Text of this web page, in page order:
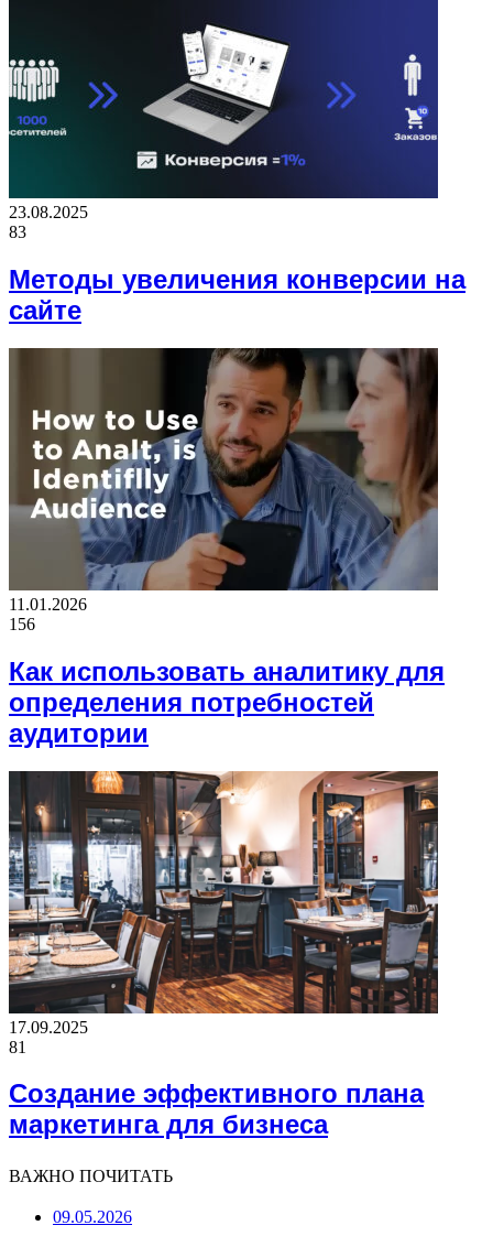
23.08.2025
83
Методы увеличения конверсии на
сайте
11.01.2026
156
Как использовать аналитику для
определения потребностей
аудитории
17.09.2025
81
Создание эффективного плана
маркетинга для бизнеса
ВАЖНО ПОЧИТАТЬ
09.05.2026